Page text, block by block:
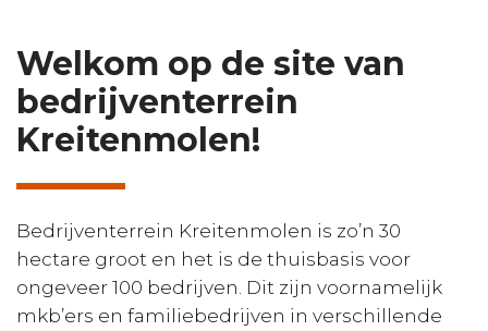
Welkom op de site van
bedrijventerrein
Kreitenmolen!
Bedrijventerrein Kreitenmolen is zo’n 30
hectare groot en het is de thuisbasis voor
ongeveer 100 bedrijven. Dit zijn voornamelijk
mkb’ers en familiebedrijven in verschillende